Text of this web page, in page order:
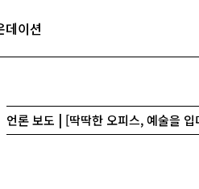
언론 보도 | [딱딱한 오피스, 예술을